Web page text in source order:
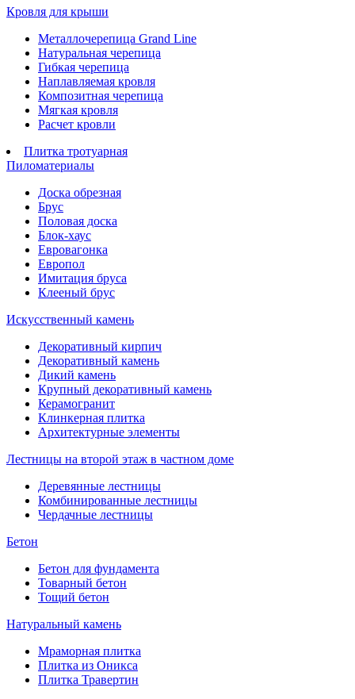
Кровля для крыши
Металлочерепица Grand Line
Натуральная черепица
Гибкая черепица
Наплавляемая кровля
Композитная черепица
Мягкая кровля
Расчет кровли
Плитка тротуарная
Пиломатериалы
Доска обрезная
Брус
Половая доска
Блок-хаус
Евровагонка
Европол
Имитация бруса
Клееный брус
Искусственный камень
Декоративный кирпич
Декоративный камень
Дикий камень
Крупный декоративный камень
Керамогранит
Клинкерная плитка
Архитектурные элементы
Лестницы на второй этаж в частном доме
Деревянные лестницы
Комбинированные лестницы
Чердачные лестницы
Бетон
Бетон для фундамента
Товарный бетон
Тощий бетон
Натуральный камень
Мраморная плитка
Плитка из Оникса
Плитка Травертин